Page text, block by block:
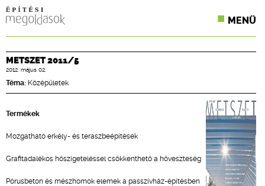
MENÜ
TERVEZÉSI SEGÉDLETEK
METSZET 2011/5
2012. május 02.
Téma: Középületek
Termékek
Mozgatható erkély- és teraszbeépítések
Grafitadalékos hőszigeteléssel csökkenthető a hőveszteség
Pórusbeton és mészhomok elemek a passzívház-építésben